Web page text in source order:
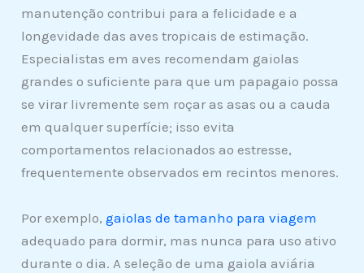
manutenção contribui para a felicidade e a
longevidade das aves tropicais de estimação.
Especialistas em aves recomendam gaiolas
grandes o suficiente para que um papagaio possa
se virar livremente sem roçar as asas ou a cauda
em qualquer superfície; isso evita
comportamentos relacionados ao estresse,
frequentemente observados em recintos menores.
Por exemplo,gaiolas de tamanho para viagem
adequado para dormir, mas nunca para uso ativo
durante o dia. A seleção de uma gaiola aviária